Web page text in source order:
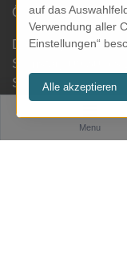
Menu
Öffnungszeiten
Dienstag bis
Samstag: 09.30 bis
Sonntag & Montag
auf das
Verwendung aller
Einstellungen“